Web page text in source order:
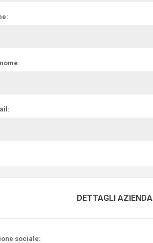
DETTAGLI AZIENDA
sociale: